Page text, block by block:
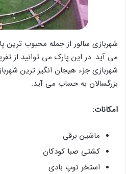
شهربازی سالور از جمله محبوب
می آید. در این پارک می توانید از
شهربازی جزء هیجان انگیز ترین
بزرگسالان به حساب می آید.
امکانات:
ماشین برقی
کشتی صبا کودکان
استخر توپ بادی